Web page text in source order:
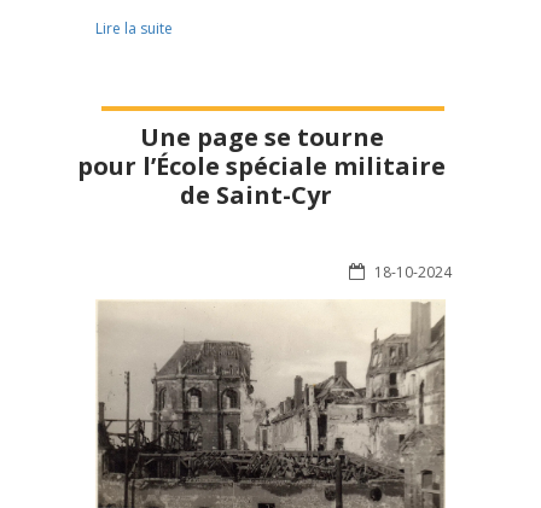
Lire la suite
Une page se tourne
pour l’École spéciale militaire
de Saint-Cyr
18-10-2024